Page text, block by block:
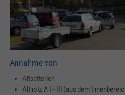
Annahme von
Altbatterien
Altholz A I - III (aus dem